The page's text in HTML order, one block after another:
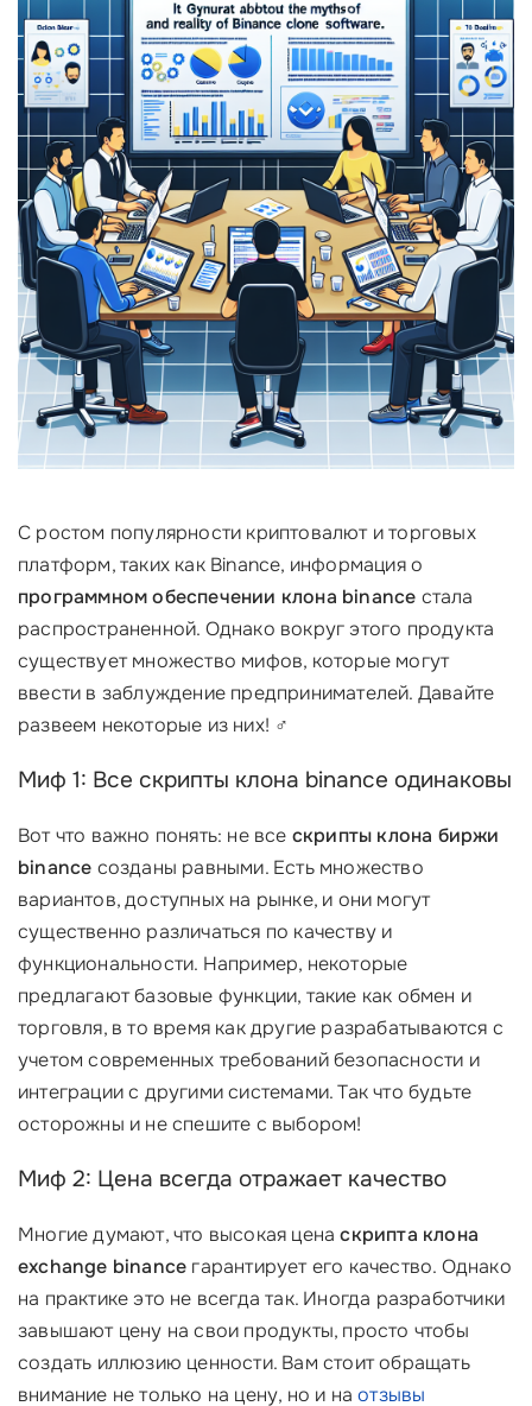
С ростом популярности криптовалют и торговых
платформ, таких как Binance, информация о
программном обеспечении клона binance стала
распространенной. Однако вокруг этого продукта
существует множество мифов, которые могут
ввести в заблуждение предпринимателей. Давайте
развеем некоторые из них! ‍♂️
Миф 1: Все скрипты клона binance одинаковы
Вот что важно понять: не все скрипты клона биржи
binance созданы равными. Есть множество
вариантов, доступных на рынке, и они могут
существенно различаться по качеству и
функциональности. Например, некоторые
предлагают базовые функции, такие как обмен и
торговля, в то время как другие разрабатываются с
учетом современных требований безопасности и
интеграции с другими системами. Так что будьте
осторожны и не спешите с выбором!
Миф 2: Цена всегда отражает качество
Многие думают, что высокая ценаскрипта клона
exchange binance гарантирует его качество. Однако
на практике это не всегда так. Иногда разработчики
завышают цену на свои продукты, просто чтобы
создать иллюзию ценности. Вам стоит обращать
внимание не только на цену, но и наотзывы